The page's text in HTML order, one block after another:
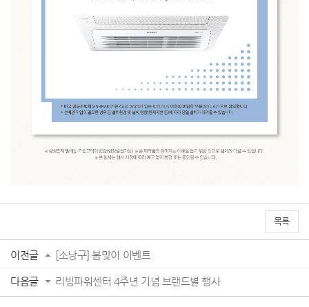
목록
이전글 [소낭구] 봄맞이 이벤트
다음글 리빙파워센터 4주년 기념 브랜드별 행사